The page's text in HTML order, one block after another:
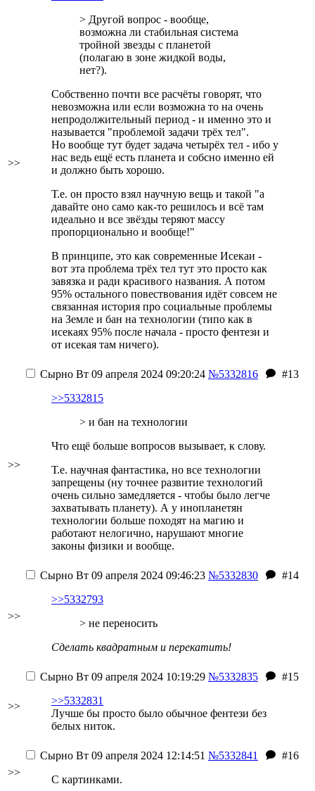
>>
> Другой вопрос - вообще,
возможна ли стабильная система
тройной звезды с планетой
(полагаю в зоне жидкой воды,
нет?).
Собственно почти все расчёты говорят, что
невозможна или если возможна то на очень
непродолжительный период - и именно это и
называется "проблемой задачи трёх тел".
Но вообще тут будет задача четырёх тел - ибо у
нас ведь ещё есть планета и собсно именно ей
и должно быть хорошо.
Т.е. он просто взял научную вещь и такой "а
давайте оно само как-то решилось и всё там
идеально и все звёзды теряют массу
пропорционально и вообще!"
В принципе, это как современные Исекаи -
вот эта проблема трёх тел тут это просто как
завязка и ради красивого названия. А потом
95% остального повествования идёт совсем не
связанная история про социальные проблемы
на Земле и бан на технологии (типо как в
исекаях 95% после начала - просто фентези и
от исекая там ничего).
>>
Сырно Вт 09 апреля 2024 09:20:24 №5332816
#13
>>5332815
> и бан на технологии
Что ещё больше вопросов вызывает, к слову.
Т.е. научная фантастика, но все технологии
запрещены (ну точнее развитие технологий
очень сильно замедляется - чтобы было легче
захватывать планету). А у инопланетян
технологии больше походят на магию и
работают нелогично, нарушают многие
законы физики и вообще.
>>
Сырно Вт 09 апреля 2024 09:46:23 №5332830
#14
>>5332793
> не переносить
Сделать квадратным и перекатить!
>>
Сырно Вт 09 апреля 2024 10:19:29 №5332835
#15
>>5332831
Лучше бы просто было обычное фентези без
белых ниток.
>>
Сырно Вт 09 апреля 2024 12:14:51 №5332841
#16
С картинками.